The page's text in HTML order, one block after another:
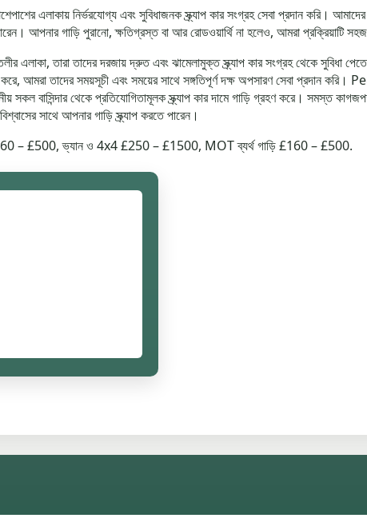
নির্ভরযোগ্য এবং সুবিধাজনক স্ক্র্যাপ কার সংগ্রহ সেবা প্রদান করি। আমাদের
আপনার গাড়ি পুরানো, ক্ষতিগ্রস্ত বা আর রোডওয়ার্থি না হলেও, আমরা প্রক্রিয়াটি
তারা তাদের দরজায় দ্রুত এবং ঝামেলামুক্ত স্ক্র্যাপ কার সংগ্রহ থেকে সুবিধা
তাদের সময়সূচী এবং সময়ের সাথে সঙ্গতিপূর্ণ দক্ষ অপসারণ সেবা প্রদান
বাসিন্দার থেকে প্রতিযোগিতামূলক স্ক্র্যাপ কার দামে গাড়ি গ্রহণ করে। সমস্ত
সাথে আপনার গাড়ি স্ক্র্যাপ করতে পারেন।
£160 – £500, ভ্যান ও 4x4 £250 – £1500, MOT ব্যর্থ গাড়ি £160 – £500.